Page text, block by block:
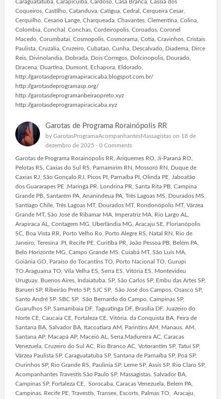
Caraguatatuba, Carapicuiba, Cardoso, Casa Branca, Cassia dos
Coqueiros, Castilho, Catanduva, Catigua, Cedral, Cerqueira Cesar,
Cerquilho, Cesario Lange, Charqueada, Chavantes, Clementina, Colina,
Colombia, Conchal, Conchas, Cordeiropolis, Coroados, Coronel
Macedo, Corumbatai, Cosmopolis, Cosmorama, Cotia, Cravinhos, Cristais
Paulista, Cruzalia, Cruzeiro, Cubatao, Cunha, Descalvado, Diadema, Dirce
Reis, Divinolandia, Dobrada, Dois Corregos, Dolcinopolis, Dourado,
Dracena, Duartina, Dumont, Echapora, Eldorado,
http://garotasdeprogramapiracicaba.blogspot.com.br/
http://garotasdeprogramasp.org/
http://garotasdeprogramaribeiraopreto.xyz
http://garotasdeprogramapiracicaba.xyz
Garotas de Programa Rorainópolis RR
by GarotasProgramaAcompanhantesMassagistason 18 de
dezembro de 2025 - 0 Comments
Garotas de Programa Rorainópolis RR, Ariquemes RO, Ji-Paraná RO,
Pelotas RS, Caxias do Sul RS, Parnamirim RN, Mossoró RN, Duque de
Caxias RJ, São Gonçalo RJ, Picos PI, Parnaíba PI, Olinda PE, Jaboatão
dos Guararapes PE ,Maringá PR, Londrina PR, Santa Rita PB, Campina
Grande PB, Santarém PA, Ananindeua PA, Três Lagoas MS, Dourados MS,
Santiago Chile, Três Lagoas MT, Dourados MT, Rondonópolis MT, Várzea
Grande MT, São José de Ribamar MA, Imperatriz MA, Rio Largo AL,
Arapiraca AL, Contagem MG, Uberlândia MG, Aracaju SE. Florianópolis
SC, Boa Vista RR, Porto Velho Ro, Porto Alegre RS, Natal RN, Rio de
Janeiro, Teresina .PI, Recife PE, Curitiba PR, João Pessoa PB, Belém PA,
Belo Horizonte MG, Campo Grande MS. Cuiabá MT, São Luís MA,
Goiânia GO, Paraíso do Tocantins TO, Porto Nacional TO, Gurupi
TO.Araguaína TO, Vila Velha ES, Serra ES, Vitória ES, Montevideu
Uruguay, Buenos Aires, Indaiatuba. SP, São Carlos SP, Embu das Artes SP,
Barueri SP, Ribeirão Preto SP, SJC SP, São José dos Campos. Osasco SP,
Santo André SP, SBC SP, São Bernardo do Campo, Campinas SP,
Guarulhos SP. Samambaia DF, Taguatinga DF, Brasília DF, Juazeiro do
Norte CE, Caucaia CE, Fortaleza CE. Vitória. da Conquista BA, Feira de
Santana BA, Salvador BA, Itacoatiara AM, Parintins AM, Manaus. AM,
Santana AP, Macapá AP, Maceió AL, Sena.Madureira AC, Caracas
Venezuela, Cruzeiro do Sul AC, Rio Branco AC, Votorantim SP, Tatuí SP,
Várzea Paulista SP, Caraguatatuba SP, Santana de Parnaíba SP, Poá SP,
Ourinhos SP, Rio Grande RS, Paulinia SP, Leme SP, Assis SP, Rio Claro SP,
Acompanhantes Travestis São Paulo SP, Massagistas. Salvador BA,
Campinas SP, Fortaleza CE, Sorocaba, Caracas Venezuela, Belem PA,
Campinas. Recife PE, Travestis, Transex, Escorts, Palmas TO, Aracaju,